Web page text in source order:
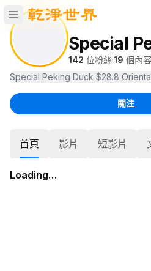
142 位粉絲·19 個內容
關注
首頁 影片 短影片
Loading…